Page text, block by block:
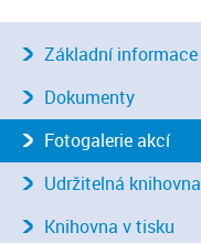
Základní informace
Dokumenty
Fotogalerie akcí
Udržitelná knihovna
Knihovna v tisku